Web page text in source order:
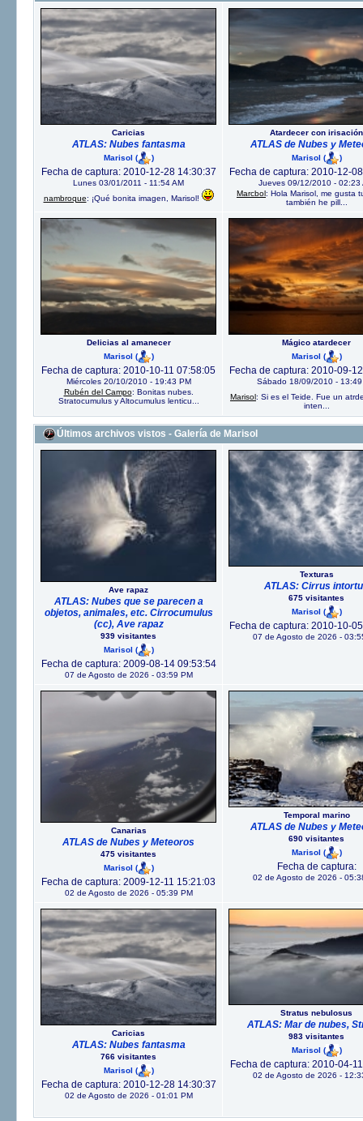
Caricias
ATLAS: Nubes fantasma
Marisol ( )
Fecha de captura: 2010-12-28 14:30:37
Lunes 03/01/2011 - 11:54 AM
nambroque: ¡Qué bonita imagen, Marisol!
Atardecer con irisación
ATLAS de Nubes y
Marisol ( )
Fecha de captura: 2010-12-
Jueves 09/12/2010 - 02:23
Marcbol: Hola Marisol, me gusta
también he pill...
Delicias al amanecer
Marisol ( )
Fecha de captura: 2010-10-11 07:58:05
Miércoles 20/10/2010 - 19:43 PM
Rubén del Campo: Bonitas nubes.
Stratocumulus y Altocumulus lenticu...
Mágico atardecer
Marisol ( )
Fecha de captura: 2010-09-
Sábado 18/09/2010 - 13:49
Marisol: Si es el Teide. Fue un
inten...
Últimos archivos vistos - Galería de Marisol
Ave rapaz
ATLAS: Nubes que se parecen a
objetos, animales, etc. Cirrocumulus
(cc), Ave rapaz
939 visitantes
Marisol ( )
Fecha de captura: 2009-08-14 09:53:54
07 de Agosto de 2026 - 03:59 PM
Texturas
ATLAS: Cirrus
675 visitantes
Marisol ( )
Fecha de captura: 2010-10-
07 de Agosto de 2026 -
Canarias
ATLAS de Nubes y Meteoros
475 visitantes
Marisol ( )
Fecha de captura: 2009-12-11 15:21:03
02 de Agosto de 2026 - 05:39 PM
Temporal marino
ATLAS de Nubes y
690 visitantes
Marisol ( )
Fecha de captura:
02 de Agosto de 2026 -
Caricias
ATLAS: Nubes fantasma
766 visitantes
Marisol ( )
Fecha de captura: 2010-12-28 14:30:37
02 de Agosto de 2026 - 01:01 PM
Stratus nebulosus
ATLAS: Mar de nubes,
983 visitantes
Marisol ( )
Fecha de captura: 2010-04-
02 de Agosto de 2026 -